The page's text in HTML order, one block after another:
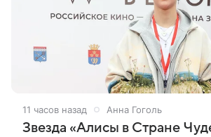
11 часов назад Анна Гоголь
Звезда «Алисы в Стране